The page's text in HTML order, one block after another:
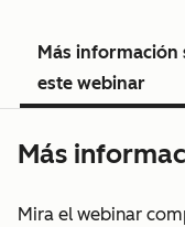
Más información
este webinar
Más
Mira el webinar